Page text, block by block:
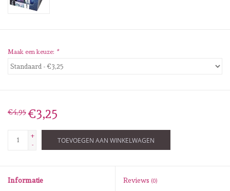
Stansmachine en toebehoren
Maak een keuze: *
€4,95€3,25
+
-
TOEVOEGEN AAN WINKELWAGEN
Informatie Reviews (0)